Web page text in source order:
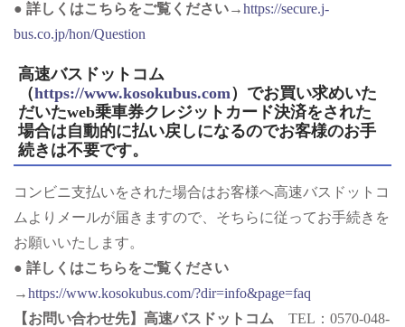
● 詳しくはこちらをご覧ください→https://secure.j-
bus.co.jp/hon/Question
高速バスドットコム
（https://www.kosokubus.com）でお買い求めいた
だいたweb乗車券クレジットカード決済をされた
場合は自動的に払い戻しになるのでお客様のお手
続きは不要です。
コンビニ支払いをされた場合はお客様へ高速バスドットコ
ムよりメールが届きますので、そちらに従ってお手続きを
お願いいたします。
● 詳しくはこちらをご覧ください
→https://www.kosokubus.com/?dir=info&page=faq
【お問い合わせ先】 高速バスドットコム TEL：0570-048-